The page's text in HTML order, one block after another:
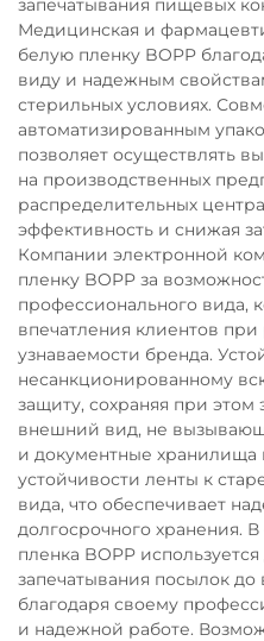
запечатывания пищевых
Медицинская и
белую пленку BOPP
виду и надежным
стерильных условиях.
автоматизированным
позволяет осуществлять
на производственных
распределительных
эффективность и снижая
Компании электронной
пленку BOPP за
профессионального вида,
впечатления клиентов при
узнаваемости бренда.
несанкционированному
защиту, сохраняя при этом
внешний вид, не
и документные хранилища
устойчивости ленты к
вида, что обеспечивает
долгосрочного хранения.
пленка BOPP
запечатывания посылок
благодаря своему
и надежной работе.